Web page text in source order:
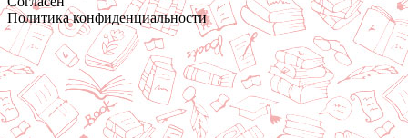
Политика конфиденциальности